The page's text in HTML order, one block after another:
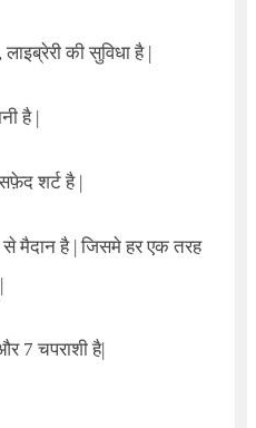
की सुविधा है |
है |
शर्ट है |
मैदान है | जिसमे हर एक तरह
7 चपराशी है|